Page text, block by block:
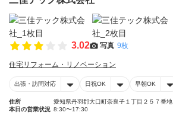
3.02 写真 9枚
住宅リフォーム・リノベーション
出張・訪問対応 日祝OK 早朝OK
住所
愛知県丹羽郡大口町奈良子１丁目２５７番地
本日の営業状況 8:30〜17:30